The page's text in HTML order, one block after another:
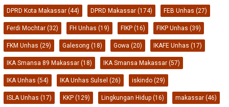
DPRD Kota Makassar (44) DPRD Makassar (174) FEB Unhas (27)
Ferdi Mochtar (32) FH Unhas (19) FIKP (16) FIKP Unhas (39)
FKM Unhas (29) Galesong (18) Gowa (20) IKAFE Unhas (17)
IKA Smansa 89 Makassar (18) IKA Smansa Makassar (57)
IKA Unhas (54) IKA Unhas Sulsel (26) iskindo (29)
ISLA Unhas (17) KKP (129) Lingkungan Hidup (16) makassar (46)